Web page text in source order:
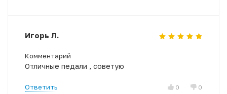
Игорь Л.
Комментарий
Отличные педали , советую
Ответить 0 0